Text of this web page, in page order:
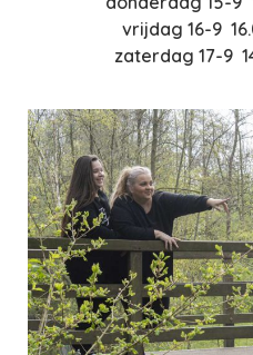
vrijdag 16-9
zaterdag 17-9